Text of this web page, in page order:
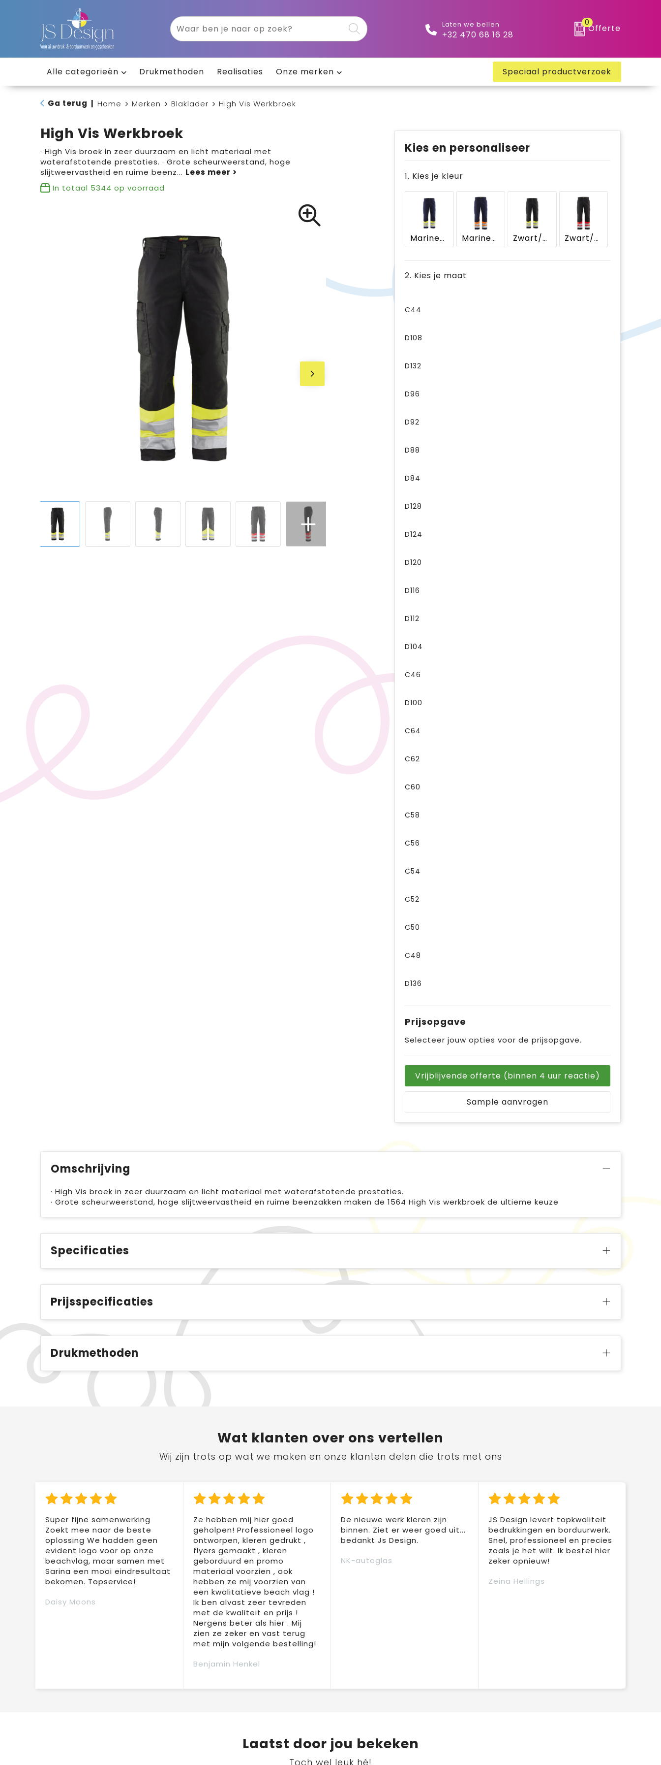
Laten we bellen
+32 470 68 16 28
0
Offerte
Alle categorieën Drukmethoden Realisaties Onze merken Speciaal productverzoek
Ga terug Home Merken Blaklader High Vis Werkbroek
High Vis Werkbroek
· High Vis broek in zeer duurzaam en licht materiaal met
waterafstotende prestaties. · Grote scheurweerstand, hoge
slijtweervastheid en ruime beenz...
In totaal 5344 op voorraad
Kies en personaliseer
1. Kies je kleur
Marine/High Vis Geel Marineblauw/Oranje Zwart/High Vis Geel Zwart/High Vis Rood
2. Kies je maat
C44
D108
D132
D96
D92
D88
D84
D128
D124
D120
D116
D112
D104
C46
D100
C64
C62
C60
C58
C56
C54
C52
C50
C48
D136
Prijsopgave
Selecteer jouw opties voor de prijsopgave.
Vrijblijvende offerte (binnen 4 uur reactie)
Sample aanvragen
Omschrijving
· High Vis broek in zeer duurzaam en licht materiaal met waterafstotende prestaties.
· Grote scheurweerstand, hoge slijtweervastheid en ruime beenzakken maken de 1564 High Vis werkbroek de ultieme keuze
Specificaties
Prijsspecificaties
Drukmethoden
Wat klanten over ons vertellen
Wij zijn trots op wat we maken en onze klanten delen die trots met ons
Super fijne samenwerking
Zoekt mee naar de beste
oplossing We hadden geen
evident logo voor op onze
beachvlag, maar samen met
Sarina een mooi eindresultaat
bekomen. Topservice!
Daisy Moons
Ze hebben mij hier goed
geholpen! Professioneel logo
ontworpen, kleren gedrukt ,
flyers gemaakt , kleren
geborduurd en promo
materiaal voorzien , ook
hebben ze mij voorzien van
een kwalitatieve beach vlag !
Ik ben alvast zeer tevreden
met de kwaliteit en prijs !
Nergens beter als hier . Mij
zien ze zeker en vast terug
met mijn volgende bestelling!
Benjamin Henkel
De nieuwe werk kleren zijn
binnen. Ziet er weer goed uit...
bedankt Js Design.
NK-autoglas
JS Design levert topkwaliteit
bedrukkingen en borduurwerk.
Snel, professioneel en precies
zoals je het wilt. Ik bestel hier
zeker opnieuw!
Zeina Hellings
Laatst door jou bekeken
Toch wel leuk hé!